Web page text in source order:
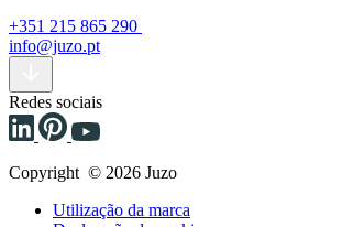
+351 215 865 290
info@juzo.pt
Redes sociais
Copyright © 2026 Juzo
Utilização da marca